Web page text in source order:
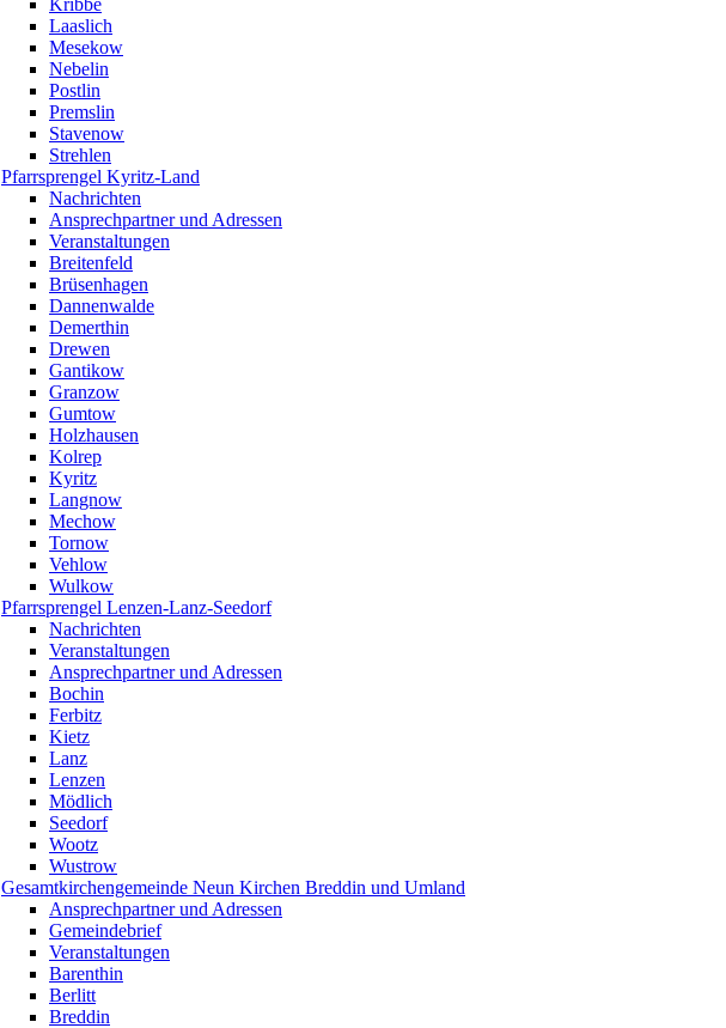
Kribbe
Laaslich
Mesekow
Nebelin
Postlin
Premslin
Stavenow
Strehlen
Pfarrsprengel Kyritz-Land
Nachrichten
Ansprechpartner und Adressen
Veranstaltungen
Breitenfeld
Brüsenhagen
Dannenwalde
Demerthin
Drewen
Gantikow
Granzow
Gumtow
Holzhausen
Kolrep
Kyritz
Langnow
Mechow
Tornow
Vehlow
Wulkow
Pfarrsprengel Lenzen-Lanz-Seedorf
Nachrichten
Veranstaltungen
Ansprechpartner und Adressen
Bochin
Ferbitz
Kietz
Lanz
Lenzen
Mödlich
Seedorf
Wootz
Wustrow
Gesamtkirchengemeinde Neun Kirchen Breddin und Umland
Ansprechpartner und Adressen
Gemeindebrief
Veranstaltungen
Barenthin
Berlitt
Breddin